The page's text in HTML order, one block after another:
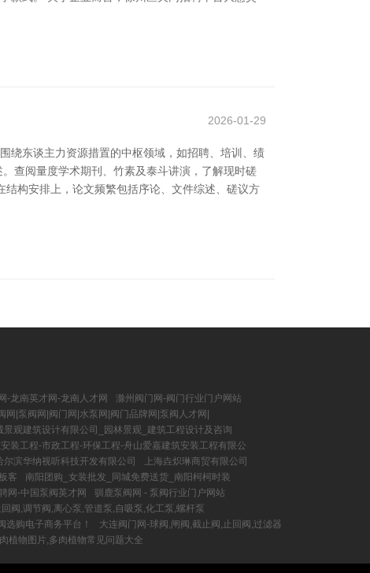
2026-01-29
绕东谈主力资源措置的中枢领域，如招聘、培训、绩
查阅量度学术期刊、竹素及泰斗讲演，了解现时磋
构安排上，论文频繁包括序论、文件综述、磋议方
-龙南英才网-龙南人才网
滁州阀门网-阀门行业门户网站
网|泵阀网|阀门网|水泵网|阀门品牌网|泵阀人才网|
景观建筑设计有限公司_园林景观_建筑工程设计及咨询
装工程-市政工程-环保工程-舟山爱嘉建筑安装工程有限公
尔滨华纳视听科技开发有限公司
上海垚炽琳商贸有限公司
客
南阳团购_女装批发_同城免费送货_南阳柯柯时装
网-中国泵阀英才网
驯鹿泵阀网 - 泵阀行业门户网站
阀,调节阀,离心泵,管道泵,自吸泵,化工泵,螺杆泵
购电子商务平台！
大连阀门网-球阀,闸阀,截止阀,止回阀,过滤器
植物图片,多肉植物常见问题大全